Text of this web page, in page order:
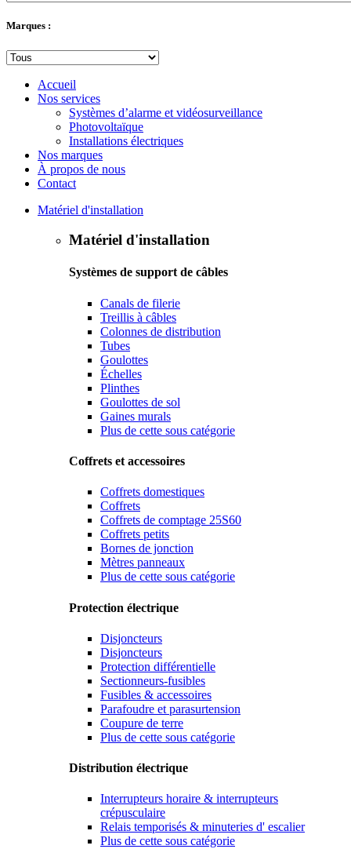
Marques :
Accueil
Nos services
Systèmes d’alarme et vidéosurveillance
Photovoltaïque
Installations électriques
Nos marques
À propos de nous
Contact
Matériel d'installation
Matériel d'installation
Systèmes de support de câbles
Canals de filerie
Treillis à câbles
Colonnes de distribution
Tubes
Goulottes
Échelles
Plinthes
Goulottes de sol
Gaines murals
Plus de cette sous catégorie
Coffrets et accessoires
Coffrets domestiques
Coffrets
Coffrets de comptage 25S60
Coffrets petits
Bornes de jonction
Mètres panneaux
Plus de cette sous catégorie
Protection électrique
Disjoncteurs
Disjoncteurs
Protection différentielle
Sectionneurs-fusibles
Fusibles & accessoires
Parafoudre et parasurtension
Coupure de terre
Plus de cette sous catégorie
Distribution électrique
Interrupteurs horaire & interrupteurs
crépusculaire
Relais temporisés & minuteries d' escalier
Plus de cette sous catégorie